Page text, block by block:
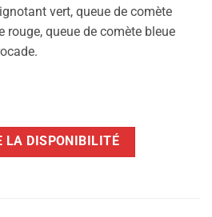
vert, queue de comète
rouge, queue de comète bleue
LA DISPONIBILITÉ